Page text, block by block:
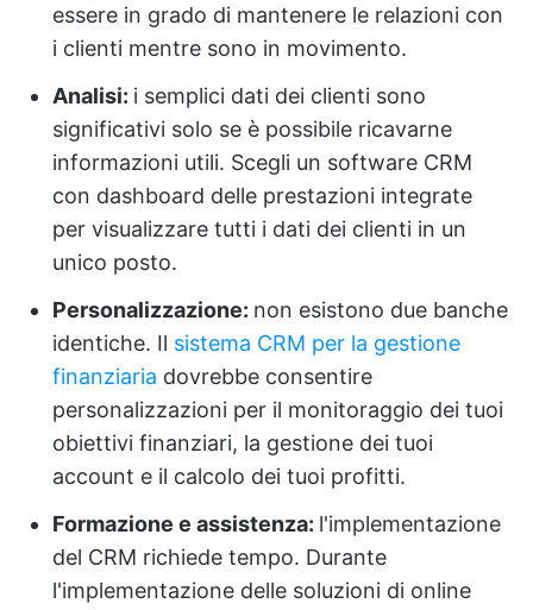
essere in grado di mantenere le relazioni con
i clienti mentre sono in movimento.
Analisi: i semplici dati dei clienti sono
significativi solo se è possibile ricavarne
informazioni utili. Scegli un software CRM
con dashboard delle prestazioni integrate
per visualizzare tutti i dati dei clienti in un
unico posto.
Personalizzazione: non esistono due banche
identiche. Il sistema CRM per la gestione
finanziaria dovrebbe consentire
personalizzazioni per il monitoraggio dei tuoi
obiettivi finanziari, la gestione dei tuoi
account e il calcolo dei tuoi profitti.
Formazione e assistenza: l'implementazione
del CRM richiede tempo. Durante
l'implementazione delle soluzioni di online